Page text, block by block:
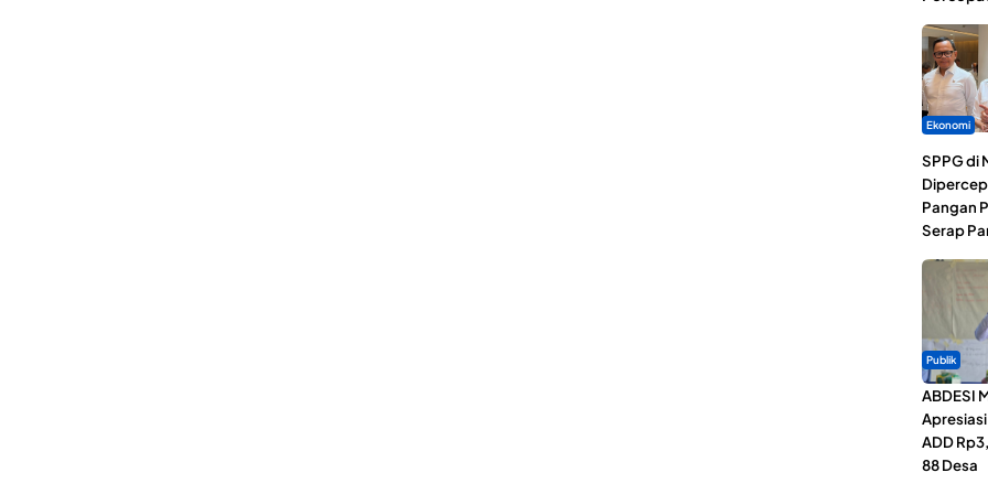
Ekonomi
SPPG di
Pangan
Serap
Publik
ABDESI
ADD
88 Desa